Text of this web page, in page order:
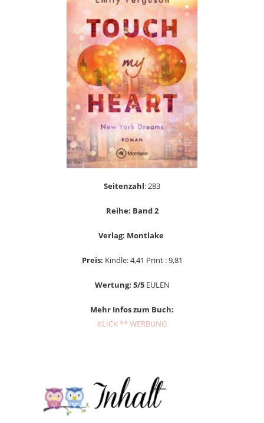
Seitenzahl: 283
Reihe: Band 2
Verlag: Montlake
Preis: Kindle: 4,41 Print : 9,81
Wertung: 5/5EULEN
Mehr Infos zum Buch:
KLICK ** WERBUNG